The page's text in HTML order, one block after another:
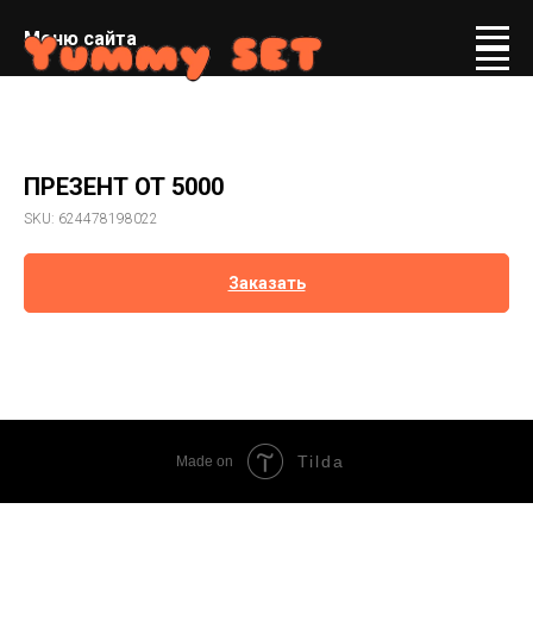
Меню сайта
ПРЕЗЕНТ ОТ 5000
SKU: 624478198022
Заказать
Made on Tilda